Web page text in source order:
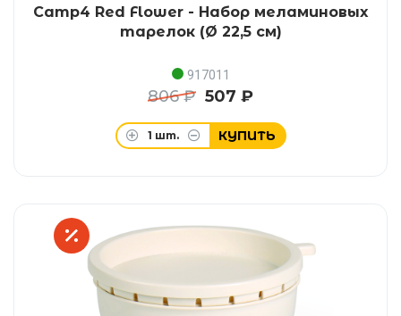
Camp4 Red Flower - Набор меламиновых
тарелок (Ø 22,5 см)
917011
806 ₽ 507 ₽
1 шт. КУПИТЬ